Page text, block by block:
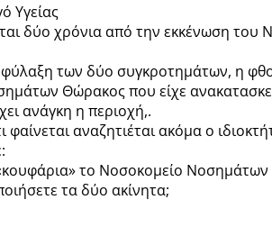
Υγείας
δύο χρόνια από την εκκένωση του
φύλαξη των δύο συγκροτημάτων, η
Θώρακος που είχε
ανάγκη η περιοχή,.
φαίνεται αναζητιέται ακόμα ο
το Νοσοκομείο
τα δύο ακίνητα;